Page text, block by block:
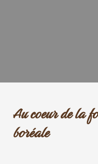
Au coeur de la
boréale